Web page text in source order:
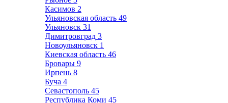
Касимов 2
Ульяновская область 49
Ульяновск 31
Димитровград 3
Новоульяновск 1
Киевская область 46
Бровары 9
Ирпень 8
Буча 4
Севастополь 45
Республика Коми 45